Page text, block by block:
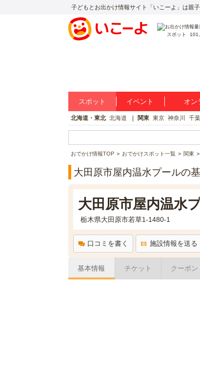
子どもとお出かけ情報サイト「いこーよ」は親
スポット
スポット イベント オン
北海道・東北 北海道 関東 東京 神奈川 千葉
おでかけ情報TOP おでかけスポット一覧 関東
大田原市屋内温水プールの
大田原市屋内温水
栃木県大田原市若草1-1480-1
口コミを書く 施設情報を送る
基本情報 チケット クーポン